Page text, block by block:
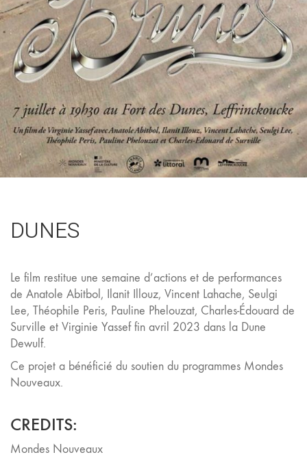
DUNES
Le film restitue une semaine d’actions et de performances
de Anatole Abitbol, Ilanit Illouz, Vincent Lahache, Seulgi
Lee, Théophile Peris, Pauline Phelouzat, Charles-Édouard de
Surville et Virginie Yassef fin avril 2023 dans la Dune
Dewulf.
Ce projet a bénéficié du soutien du programmes Mondes
Nouveaux.
CREDITS:
Mondes Nouveaux